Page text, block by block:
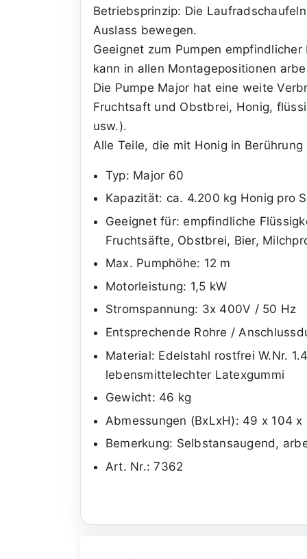
Betriebsprinzip: Die
Auslass bewegen.
Geeignet zum Pumpen
kann in allen Montagepositionen
Die Pumpe Major hat eine weite
Fruchtsaft und Obstbrei, Honig,
usw.).
Alle Teile, die mit Honig in
Typ: Major 60
Kapazität: ca. 4.200 kg Honig pro
Geeignet für: empfindliche
Fruchtsäfte, Obstbrei, Bier,
Max. Pumphöhe: 12 m
Motorleistung: 1,5 kW
Stromspannung: 3x 400V / 50 Hz
Entsprechende Rohre /
Material: Edelstahl rostfrei W.Nr.
lebensmittelechter Latexgummi
Gewicht: 46 kg
Abmessungen (BxLxH): 49 x 104 x
Bemerkung: Selbstansaugend,
Art. Nr.: 7362